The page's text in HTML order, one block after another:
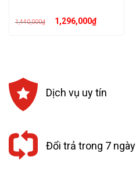
1,440,000₫ Giá
gốc
1,296,000₫Giá
hiện
Dịch vụ uy tín
Đổi trả trong 7 ngày